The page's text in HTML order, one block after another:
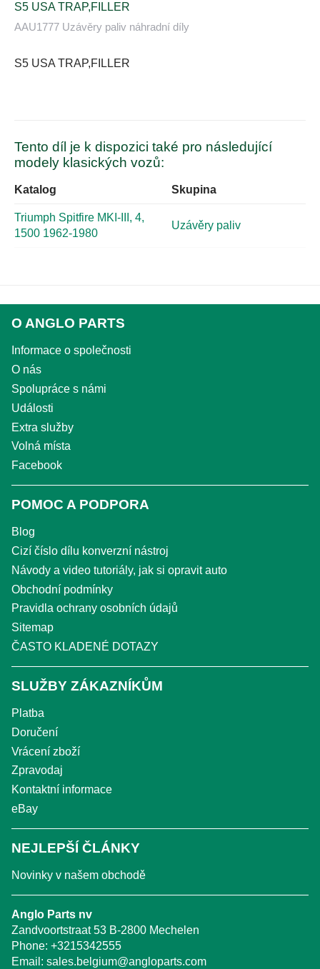
S5 USA TRAP,FILLER
AAU1777 Uzávěry paliv náhradní díly
S5 USA TRAP,FILLER
Tento díl je k dispozici také pro následující
modely klasických vozů:
Katalog Skupina
Triumph Spitfire MKI-III, 4,
1500 1962-1980
Uzávěry paliv
O ANGLO PARTS
Informace o společnosti
O nás
Spolupráce s námi
Události
Extra služby
Volná místa
Facebook
POMOC A PODPORA
Blog
Cizí číslo dílu konverzní nástroj
Návody a video tutoriály, jak si opravit auto
Obchodní podmínky
Pravidla ochrany osobních údajů
Sitemap
ČASTO KLADENÉ DOTAZY
SLUŽBY ZÁKAZNÍKŮM
Platba
Doručení
Vrácení zboží
Zpravodaj
Kontaktní informace
eBay
NEJLEPŠÍ ČLÁNKY
Novinky v našem obchodě
Anglo Parts nv
Zandvoortstraat 53 B-2800 Mechelen
Phone: +3215342555
Email: sales.belgium@angloparts.com